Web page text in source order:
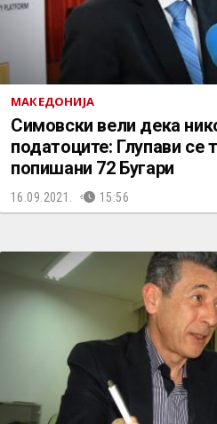
МАКЕДОНИЈА
Симовски вели дека
податоците: Глупави се
попишани 72 Бугари
16.09.2021. 15:56